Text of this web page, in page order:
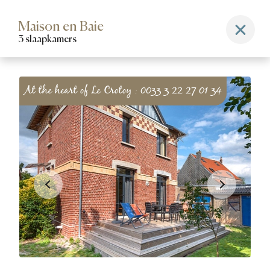
Maison en Baie
3 slaapkamers
At the heart of Le Crotoy : 0033 3 22 27 01 34
Accommodaties
&
staanplaatsen